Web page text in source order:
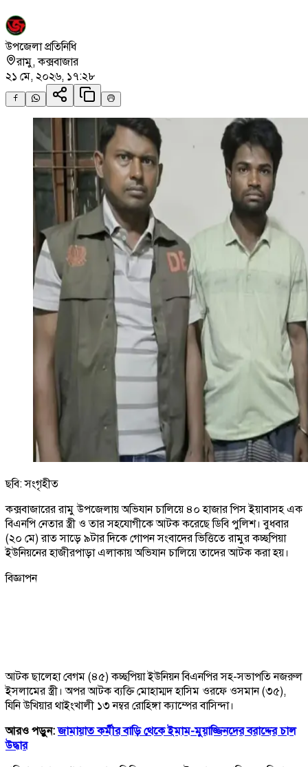
উপজেলা প্রতিনিধি
রামু, কক্সবাজার
২১ মে, ২০২৬, ১৭:২৮
ছবি: সংগৃহীত
কক্সবাজারের রামু উপজেলায় অভিযান চালিয়ে ৪০ হাজার পিস ইয়াবাসহ এক
বিএনপি নেতার স্ত্রী ও তার সহযোগীকে আটক করেছে ডিবি পুলিশ। বুধবার
(২০ মে) রাত সাড়ে ৯টার দিকে গোপন সংবাদের ভিত্তিতে রামুর কচ্ছপিয়া
ইউনিয়নের হাজীরপাড়া এলাকায় অভিযান চালিয়ে তাদের আটক করা হয়।
বিজ্ঞাপন
আটক ছালেহা বেগম (৪৫) কচ্ছপিয়া ইউনিয়ন বিএনপির সহ-সভাপতি নজরুল
ইসলামের স্ত্রী। অপর আটক ব্যক্তি মোহাম্মদ হাসিম ওরফে ওসমান (৩৫),
যিনি উখিয়ার থাইংখালী ১৩ নম্বর রোহিঙ্গা ক্যাম্পের বাসিন্দা।
আরও পড়ুন:জামায়াত কর্মীর বাড়ি থেকে ইমাম-মুয়াজ্জিনদের বরাদ্দের চাল
উদ্ধার